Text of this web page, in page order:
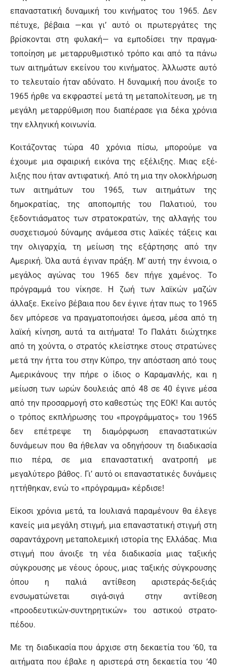
επαναστατική δυναμική του κινήματος του 1965. Δεν
πέτυχε, βέβαια —και γι’ αυτό οι πρωτεργάτες της
βρίσκονται στη φυλακή— να εμποδίσει την πραγμα­
τοποίηση με μεταρρυθμιστικό τρόπο και από τα πάνω
των αιτημάτων εκείνου του κινήματος. Άλλωστε αυ­τό
το τελευταίο ήταν αδύνατο. Η δυναμική που άνοιξε το
1965 ήρθε να εκφραστεί μετά τη μεταπολίτευση, με τη
μεγάλη μεταρρύθμιση που διαπέρασε για δέκα χρόνια
την ελληνική κοινωνία.
Κοιτάζοντας τώρα 40 χρόνια πίσω, μπορούμε να
έχουμε μια σφαιρική εικόνα της εξέλιξης. Μιας εξέ­
λιξης που ήταν αντιφατική. Από τη μια την ολοκλή­ρωση
των αιτημάτων του 1965, των αιτημάτων της
δημοκρατίας, της αποπομπής του Παλατιού, του
ξεδοντιάσματος των στρατοκρατών, της αλλαγής του
συσχετισμού δύναμης ανάμεσα στις λαϊκές τάξεις και
την ολιγαρχία, τη μείωση της εξάρτησης από την
Αμερική. Όλα αυτά έγιναν πράξη. Μ’ αυτή την έν­νοια, ο
μεγάλος αγώνας του 1965 δεν πήγε χαμένος. Το
πρόγραμμά του νίκησε. Η ζωή των λαϊκών μαζών
άλλαξε. Εκείνο βέβαια που δεν έγινε ήταν πως το 1965
δεν μπόρεσε να πραγματοποιήσει άμεσα, μέσα από τη
λαϊκή κίνηση, αυτά τα αιτήματα! Το Παλάτι διώχτη­κε
από τη χούντα, ο στρατός κλείστηκε στους στρα­τώνες
μετά την ήττα του στην Κύπρο, την απόσταση από τους
Αμερικάνους την πήρε ο ίδιος ο Καραμαν­λής, και η
μείωση των ωρών δουλειάς από 48 σε 40 έγινε μέσα
από την προσαρμογή στο καθεστώς της ΕΟΚ! Και αυτός
ο τρόπος εκπλήρωσης του «προ­γράμματος» του 1965
δεν επέτρεψε τη διαμόρφωση επαναστατικών
δυνάμεων που θα ήθελαν να οδηγή­σουν τη διαδικασία
πιο πέρα, σε μια επαναστατική ανατροπή με
μεγαλύτερο βάθος. Γι’ αυτό οι επανα­στατικές δυνάμεις
ηττήθηκαν, ενώ το «πρόγραμμα» κέρδισε!
Είκοσι χρόνια μετά, τα Ιουλιανά παραμένουν θα έλεγε
κανείς μια μεγάλη στιγμή, μια επαναστατική στιγμή στη
σαραντάχρονη μεταπολεμική ιστορία της Ελλάδας. Μια
στιγμή που άνοιξε τη νέα διαδικα­σία μιας ταξικής
σύγκρουσης με νέους όρους, μιας ταξικής σύγκρουσης
όπου η παλιά αντίθεση αριστεράς-δεξιάς
ενσωματώνεται σιγά-σιγά στην αντίθεση
«προοδευτικών-συντηρητικών» του αστικού στρατο­
πέδου.
Με τη διαδικασία που άρχισε στη δεκαετία του ‘60, τα
αιτήματα που έβαλε η αριστερά στη δεκαετία του ‘40